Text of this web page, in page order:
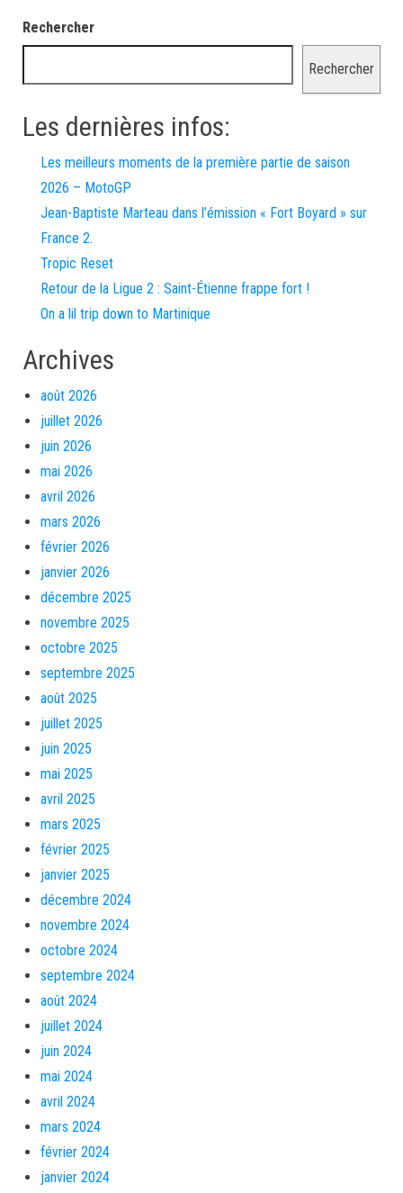
Rechercher
Rechercher
Les dernières infos:
Les meilleurs moments de la première partie de saison
2026 – MotoGP
Jean-Baptiste Marteau dans l’émission « Fort Boyard » sur
France 2.
Tropic Reset
Retour de la Ligue 2 : Saint-Étienne frappe fort !
On a lil trip down to Martinique
Archives
août 2026
juillet 2026
juin 2026
mai 2026
avril 2026
mars 2026
février 2026
janvier 2026
décembre 2025
novembre 2025
octobre 2025
septembre 2025
août 2025
juillet 2025
juin 2025
mai 2025
avril 2025
mars 2025
février 2025
janvier 2025
décembre 2024
novembre 2024
octobre 2024
septembre 2024
août 2024
juillet 2024
juin 2024
mai 2024
avril 2024
mars 2024
février 2024
janvier 2024